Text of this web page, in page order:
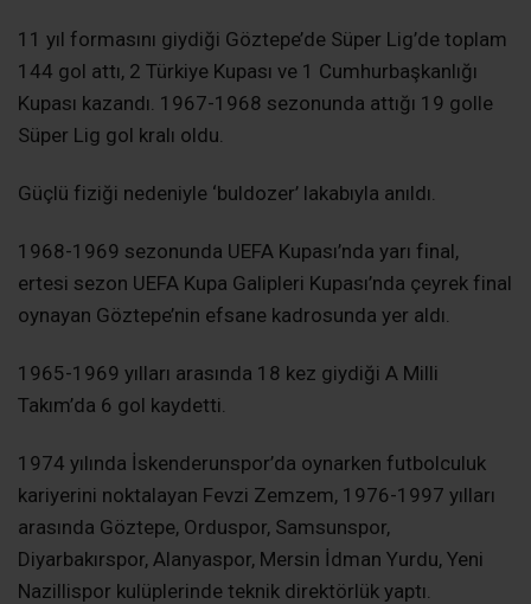
11 yıl formasını giydiği Göztepe’de Süper Lig’de toplam
144 gol attı, 2 Türkiye Kupası ve 1 Cumhurbaşkanlığı
Kupası kazandı. 1967-1968 sezonunda attığı 19 golle
Süper Lig gol kralı oldu.
Güçlü fiziği nedeniyle ‘buldozer’ lakabıyla anıldı.
1968-1969 sezonunda UEFA Kupası’nda yarı final,
ertesi sezon UEFA Kupa Galipleri Kupası’nda çeyrek final
oynayan Göztepe’nin efsane kadrosunda yer aldı.
1965-1969 yılları arasında 18 kez giydiği A Milli
Takım’da 6 gol kaydetti.
1974 yılında İskenderunspor’da oynarken futbolculuk
kariyerini noktalayan Fevzi Zemzem, 1976-1997 yılları
arasında Göztepe, Orduspor, Samsunspor,
Diyarbakırspor, Alanyaspor, Mersin İdman Yurdu, Yeni
Nazillispor kulüplerinde teknik direktörlük yaptı.